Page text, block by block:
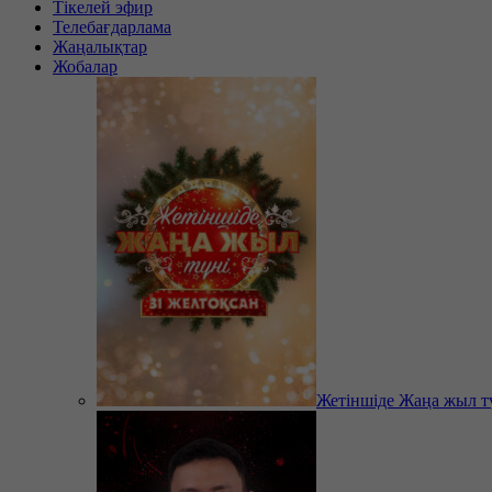
Тікелей эфир
Телебағдарлама
Жаңалықтар
Жобалар
Жетіншіде Жаңа жыл